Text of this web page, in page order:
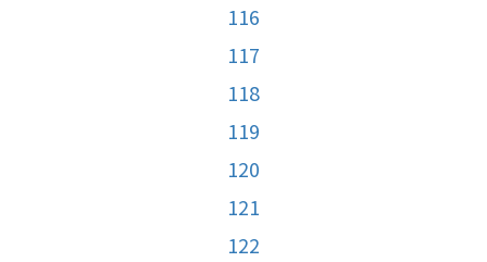
116
117
118
119
120
121
122